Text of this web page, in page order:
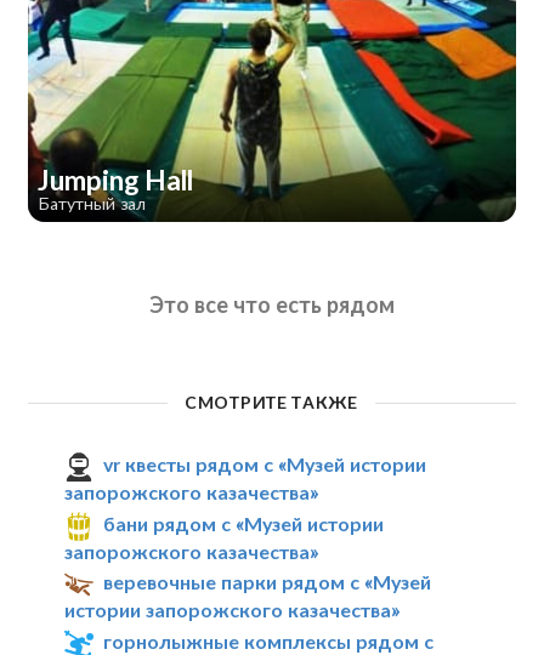
Jumping Hall
Батутный зал
Это все что есть рядом
СМОТРИТЕ ТАКЖЕ
vr квесты рядом с «Музей истории
запорожского казачества»
бани рядом с «Музей истории
запорожского казачества»
веревочные парки рядом с «Музей
истории запорожского казачества»
горнолыжные комплексы рядом с